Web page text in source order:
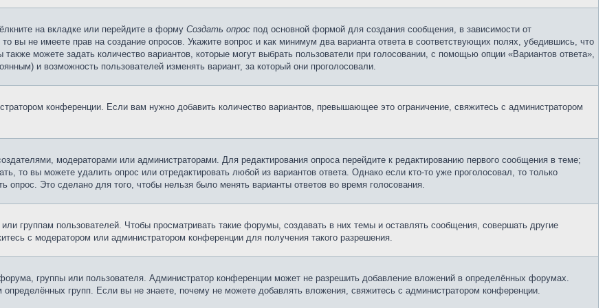
на вкладке или перейдите в форму Создать опрос под основной формой для создания сообщения, в зависимости от
вы не имеете прав на создание опросов. Укажите вопрос и как минимум два варианта ответа в соответствующих полях, убедившись, что
можете задать количество вариантов, которые могут выбрать пользователи при голосовании, с помощью опции «Вариантов ответа»,
и возможность пользователей изменять вариант, за который они проголосовали.
конференции. Если вам нужно добавить количество вариантов, превышающее это ограничение, свяжитесь с администратором
модераторами или администраторами. Для редактирования опроса перейдите к редактированию первого сообщения в теме;
то вы можете удалить опрос или отредактировать любой из вариантов ответа. Однако если кто-то уже проголосовал, то только
опрос. Это сделано для того, чтобы нельзя было менять варианты ответов во время голосования.
группам пользователей. Чтобы просматривать такие форумы, создавать в них темы и оставлять сообщения, совершать другие
с модератором или администратором конференции для получения такого разрешения.
группы или пользователя. Администратор конференции может не разрешить добавление вложений в определённых форумах.
групп. Если вы не знаете, почему не можете добавлять вложения, свяжитесь с администратором конференции.